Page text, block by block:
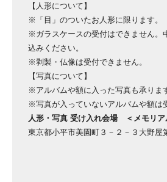
【人形について】
※「目」のついたお人形に限ります。
※ガラスケースの受付はできません。
込みください。
※剥製・仏像は受付できません。
【写真について】
※アルバムや額に入った写真も承りま
※写真が入っていないアルバムや額は
人形・写真 受け入れ会場 ＜メモリア
東京都小平市美園町３－２－３大野屋